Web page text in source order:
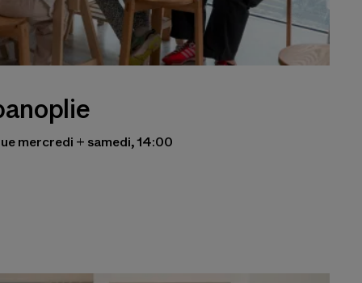
mercredi + samedi, 14:00